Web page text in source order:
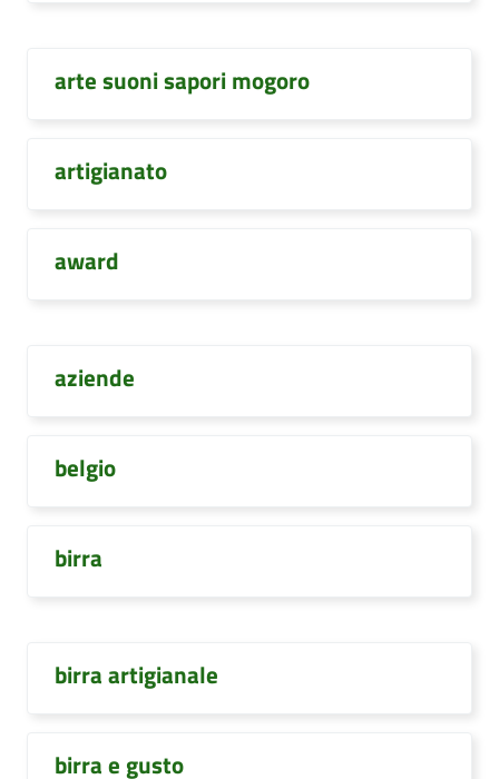
arte suoni sapori mogoro
artigianato
award
aziende
belgio
birra
birra artigianale
birra e gusto